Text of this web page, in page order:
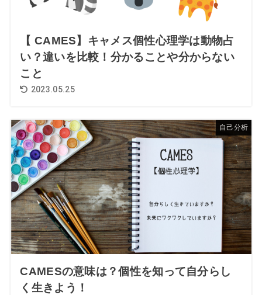
【 CAMES】キャメス個性心理学は動物占
い？違いを比較！分かることや分からない
こと
2023.05.25
自己分析
CAMESの意味は？個性を知って自分らし
く生きよう！